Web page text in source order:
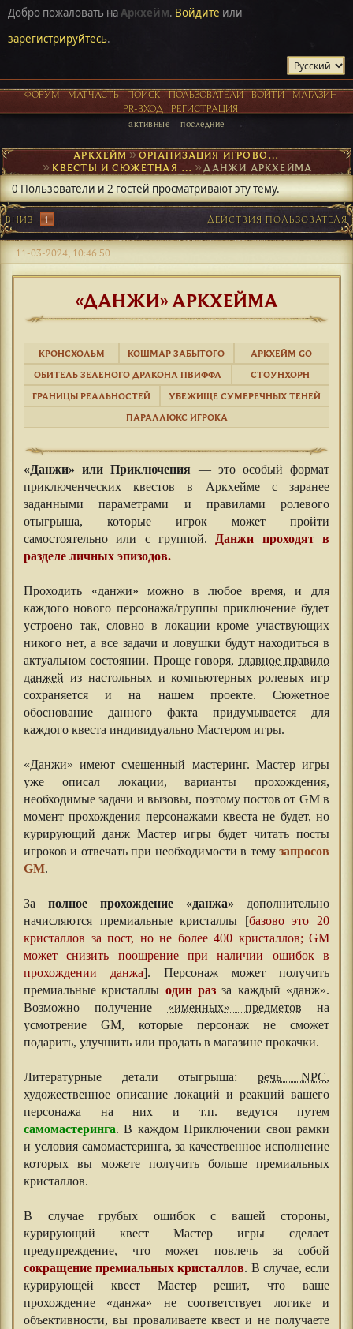
Добро пожаловать наАркхейм. Войдите или
зарегистрируйтесь.
ФОРУМ МАТЧАСТЬ ПОИСК ПОЛЬЗОВАТЕЛИ ВОЙТИ
МАГАЗИН
PR-ВХОД
РЕГИСТРАЦИЯ
активные последние
АРКХЕЙМ► ОРГАНИЗАЦИЯ ИГРОВОГО ПРОЦЕССА
► КВЕСТЫ И СЮЖЕТНАЯ ОСНОВА ►ДАНЖИ АРКХЕЙМА
0 Пользователи и 2 гостей просматривают эту тему.
ВНИЗ 1 ДЕЙСТВИЯ ПОЛЬЗОВАТЕЛЯ
11-03-2024, 10:46:50
«ДАНЖИ» АРКХЕЙМА
КРОНСХОЛЬМ КОШМАР ЗАБЫТОГО
АРКХЕЙМ GO
ОБИТЕЛЬ ЗЕЛЕНОГО ДРАКОНА ПВИФФА
СТОУНХОРН
ГРАНИЦЫ РЕАЛЬНОСТЕЙ
УБЕЖИЩЕ СУМЕРЕЧНЫХ ТЕНЕЙ
ПАРАЛЛЮКС ИГРОКА
«Данжи» или Приключения — это особый формат
приключенческих квестов в Аркхейме с заранее
заданными параметрами и правилами ролевого
отыгрыша, которые игрок может пройти
самостоятельно или с группой.Данжи проходят в
разделе личных эпизодов.
Проходить «данжи» можно в любое время, и для
каждого нового персонажа/группы приключение будет
устроено так, словно в локации кроме участвующих
никого нет, а все задачи и ловушки будут находиться в
актуальном состоянии. Проще говоря, главное правило
данжей из настольных и компьютерных ролевых игр
сохраняется и на нашем проекте. Сюжетное
обоснование данного факта придумывается для
каждого квеста индивидуально Мастером игры.
«Данжи» имеют смешенный мастеринг. Мастер игры
уже описал локации, варианты прохождения,
необходимые задачи и вызовы, поэтому постов от GM в
момент прохождения персонажами квеста не будет, но
курирующий данж Мастер игры будет читать посты
игроков и отвечать при необходимости в тему запросов
GM.
За полное прохождение «данжа» дополнительно
начисляются премиальные кристаллы [базово это 20
кристаллов за пост, но не более 400 кристаллов; GM
может снизить поощрение при наличии ошибок в
прохождении данжа]. Персонаж может получить
премиальные кристаллы один раз за каждый «данж».
Возможно получение «именных» предметов на
усмотрение GM, которые персонаж не сможет
подарить, улучшить или продать в магазине прокачки.
Литературные детали отыгрыша: речь NPC,
художественное описание локаций и реакций вашего
персонажа на них и т.п. ведутся путем
самомастеринга. В каждом Приключении свои рамки
и условия самомастеринга, за качественное исполнение
которых вы можете получить больше премиальных
кристаллов.
В случае грубых ошибок с вашей стороны,
курирующий квест Мастер игры сделает
предупреждение, что может повлечь за собой
сокращение премиальных кристаллов. В случае, если
курирующей квест Мастер решит, что ваше
прохождение «данжа» не соответствует логике и
объективности, вы проваливаете квест и не получаете